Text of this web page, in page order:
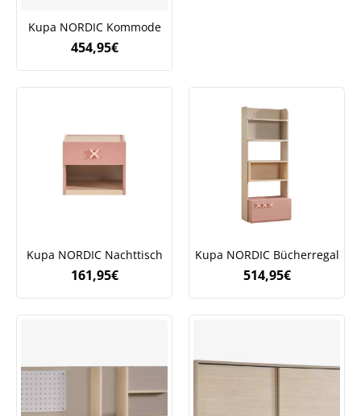
Kupa NORDIC Kommode
454,95€
Kupa NORDIC Nachttisch
161,95€
Kupa NORDIC Bücherregal
514,95€